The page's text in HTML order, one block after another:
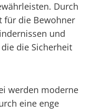
Durch
für die Bewohner
und
die Sicherheit
werden moderne
eine enge